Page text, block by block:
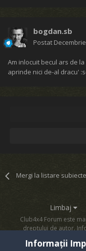
bogdan.sb
Postat
Am inlocuit becul ars de
aprinde nici de-al dracu'
Mergi la listare subiecte
Limbaj
Club4x4 Forum este
dreptului de autor.
Informații